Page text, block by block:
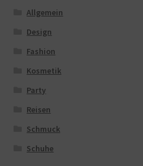
Allgemein
Design
Fashion
Kosmetik
Party
Reisen
Schmuck
Schuhe